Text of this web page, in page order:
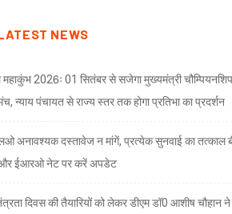
NEWS
2026ः 01 सितंबर से सजेगा मुख्यमंत्री चौम्पियनशिप
न्याय पंचायत से राज्य स्तर तक होगा प्रतिभा का प्रदर्शन
अनावश्यक दस्तावेज न मांगें, प्रत्येक सुनवाई का तत्काल
ईआरओ नेट पर करें अपडेट
दिवस की तैयारियों को लेकर डीएम डॉ0 आशीष चौहान